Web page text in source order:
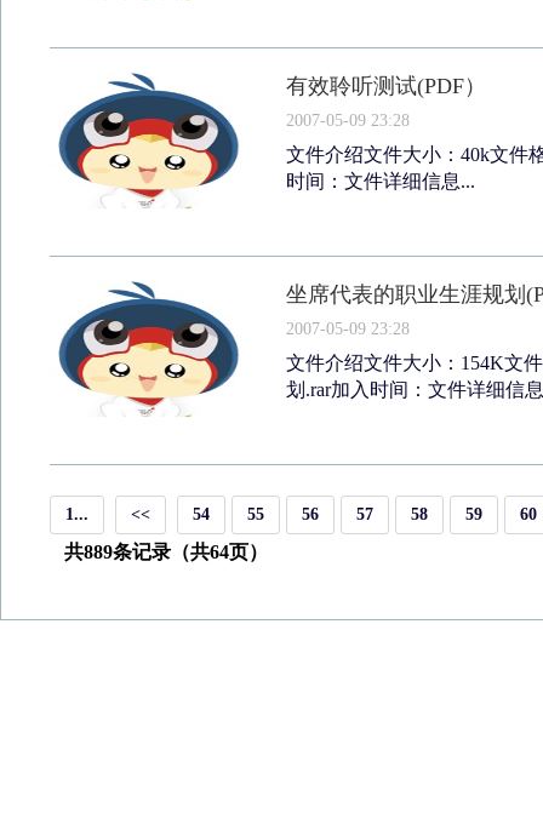
有效聆听测试(PDF）
2007-05-09 23:28
文件介绍文件大小：40k文件
时间：文件详细信息...
坐席代表的职业生涯规划
2007-05-09 23:28
文件介绍文件大小：154K文
划.rar加入时间：文件详细信
1... << 54 55 56 57 58 59 60
共889条记录（共64页）